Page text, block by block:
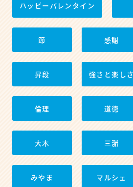
ハッピーバレンタイン
節 感謝
昇段 強さと楽しさ
倫理 道徳
大木 三潴
みやま マルシェ